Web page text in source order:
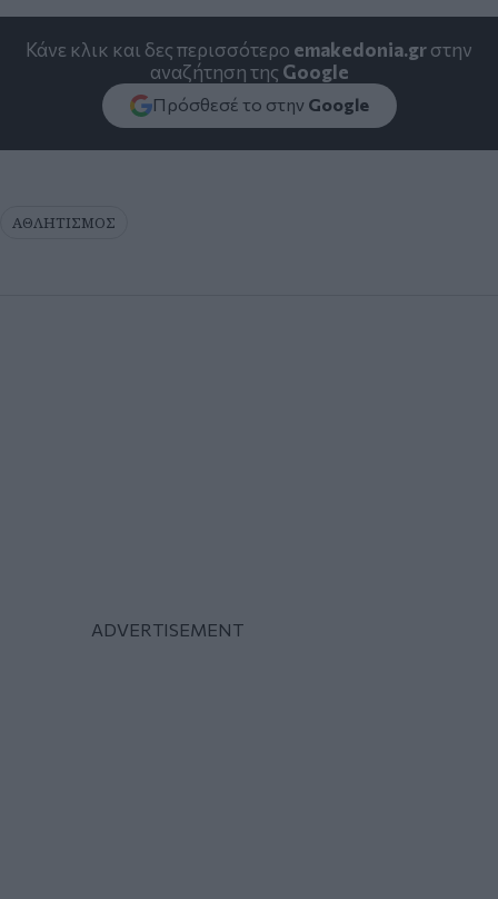
Κάνε κλικ και δες περισσότερο emakedonia.grστην
αναζήτηση της Google
Πρόσθεσέ το στην Google
ΑΘΛΗΤΙΣΜΟΣ